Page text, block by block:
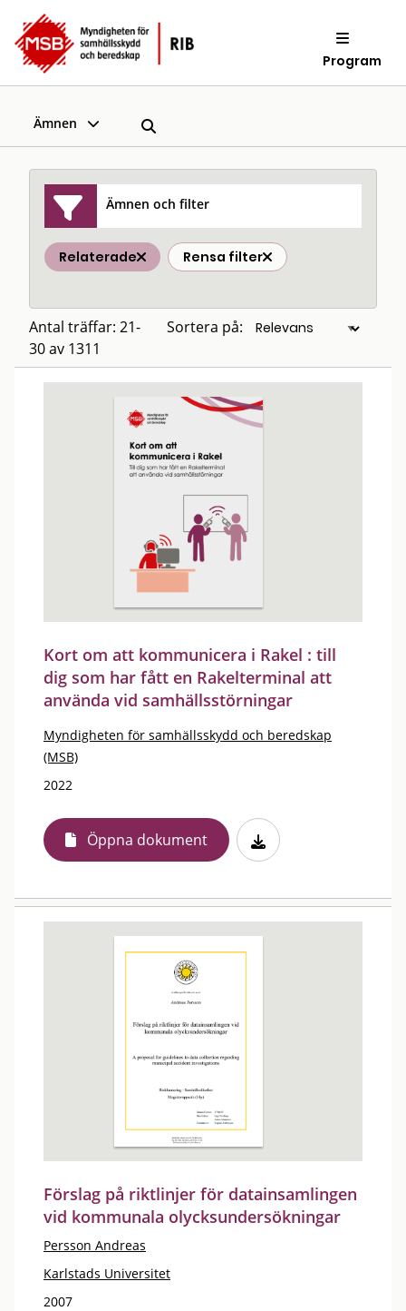
Program
Ämnen
Ämnen och filter
Relaterade Rensa filter
Antal träffar: 21-
30 av 1311
Sortera på:
Kort om att kommunicera i Rakel : till
dig som har fått en Rakelterminal att
använda vid samhällsstörningar
Myndigheten för samhällsskydd och beredskap
(MSB)
2022
Öppna dokument
Förslag på riktlinjer för datainsamlingen
vid kommunala olycksundersökningar
Persson Andreas
Karlstads Universitet
2007